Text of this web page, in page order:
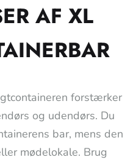
AF XL
forstærker
og udendørs. Du
bar, mens den
mødelokale. Brug